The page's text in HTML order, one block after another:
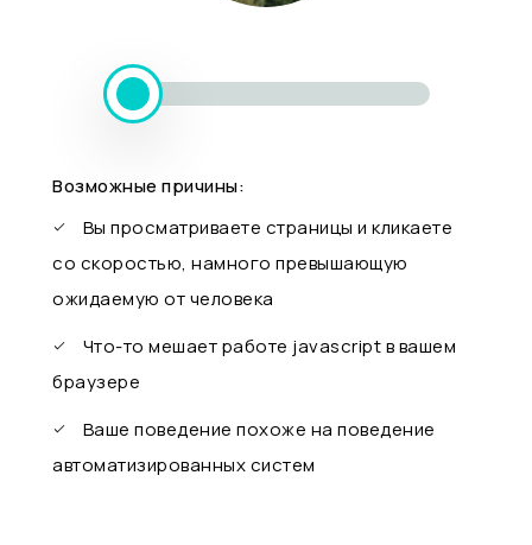
Возможные причины:
Вы просматриваете страницы и кликаете
со скоростью, намного превышающую
ожидаемую от человека
Что-то мешает работе javascript в вашем
браузере
Ваше поведение похоже на поведение
автоматизированных систем